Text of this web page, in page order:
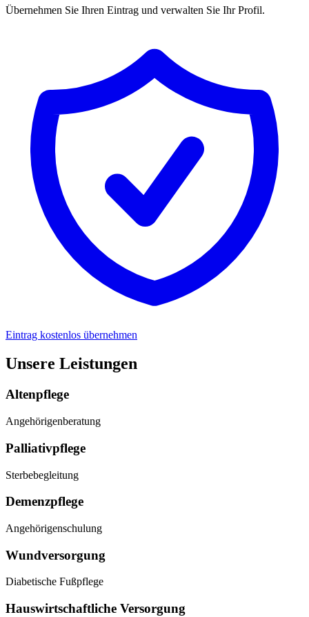
Übernehmen Sie Ihren Eintrag und verwalten Sie Ihr Profil.
Eintrag kostenlos übernehmen
Unsere Leistungen
Altenpflege
Angehörigenberatung
Palliativpflege
Sterbebegleitung
Demenzpflege
Angehörigenschulung
Wundversorgung
Diabetische Fußpflege
Hauswirtschaftliche Versorgung